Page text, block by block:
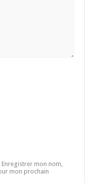
Enregistrer mon nom,
mon prochain